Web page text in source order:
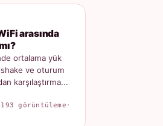
arasında
ortalama yük
ve oturum
karşılaştırma...
görüntüleme ·